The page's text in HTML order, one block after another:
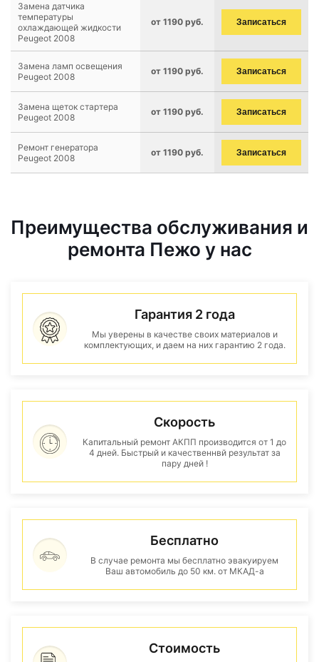
Замена датчика
температуры
охлаждающей жидкости
Peugeot 2008
от 1190 руб. Записаться
Замена ламп освещения
Peugeot 2008
от 1190 руб. Записаться
Замена щеток стартера
Peugeot 2008
от 1190 руб. Записаться
Ремонт генератора
Peugeot 2008
от 1190 руб. Записаться
Преимущества обслуживания и
ремонта Пежо у нас
Гарантия 2 года
Мы уверены в качестве своих материалов и
комплектующих, и даем на них гарантию 2 года.
Скорость
Капитальный ремонт АКПП производится от 1 до
4 дней. Быстрый и качественнвй результат за
пару дней !
Бесплатно
В случае ремонта мы бесплатно эвакуируем
Ваш автомобиль до 50 км. от МКАД-а
Стоимость